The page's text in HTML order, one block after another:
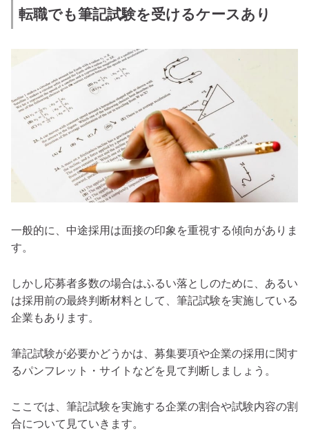
転職でも筆記試験を受けるケースあり
一般的に、中途採用は面接の印象を重視する傾向がありま
す。
しかし応募者多数の場合はふるい落としのために、あるい
は採用前の最終判断材料として、筆記試験を実施している
企業もあります。
筆記試験が必要かどうかは、募集要項や企業の採用に関す
るパンフレット・サイトなどを見て判断しましょう。
ここでは、筆記試験を実施する企業の割合や試験内容の割
合について見ていきます。